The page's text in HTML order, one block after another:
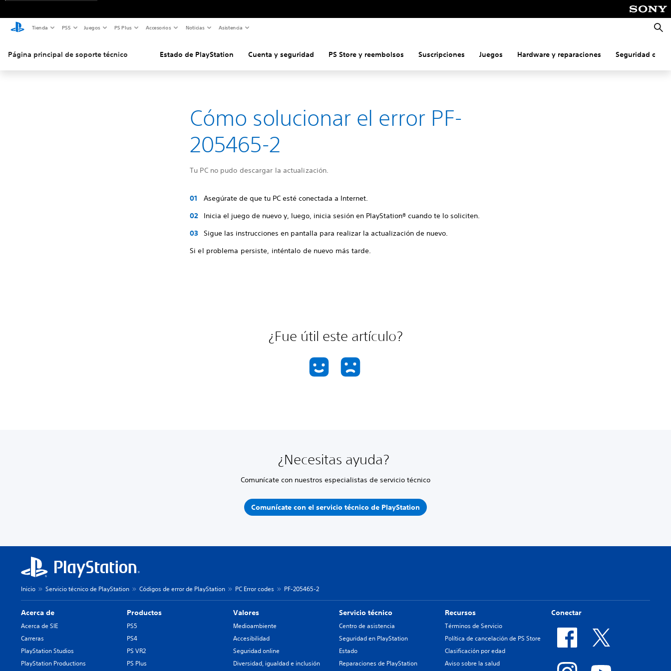
Tienda PS5 Juegos PS Plus Accesorios Noticias Asistencia
Página principal de soporte técnico Estado de PlayStation Cuenta y seguridad PS Store y reembolsos Suscripciones Juegos Hardware y reparaciones Seguridad
Cómo solucionar el error PF-
205465-2
Tu PC no pudo descargar la actualización.
Asegúrate de que tu PC esté conectada a Internet.
Inicia el juego de nuevo y, luego, inicia sesión en PlayStation® cuando te lo soliciten.
Sigue las instrucciones en pantalla para realizar la actualización de nuevo.
Si el problema persiste, inténtalo de nuevo más tarde.
¿Fue útil este artículo?
¿Necesitas ayuda?
Comunícate con nuestros especialistas de servicio técnico
Comunícate con el servicio técnico de PlayStation
Inicio Servicio técnico de PlayStation Códigos de error de PlayStation PC Error codes PF-205465-2
Acerca de
Acerca de SIE
Carreras
PlayStation Studios
PlayStation Productions
Productos
PS5
PS4
PS VR2
PS Plus
Valores
Medioambiente
Accesibilidad
Seguridad online
Diversidad, igualdad e inclusión
Servicio técnico
Centro de asistencia
Seguridad en PlayStation
Estado
Reparaciones de PlayStation
Recursos
Términos de Servicio
Política de cancelación de PS Store
Clasificación por edad
Aviso sobre la salud
Conectar